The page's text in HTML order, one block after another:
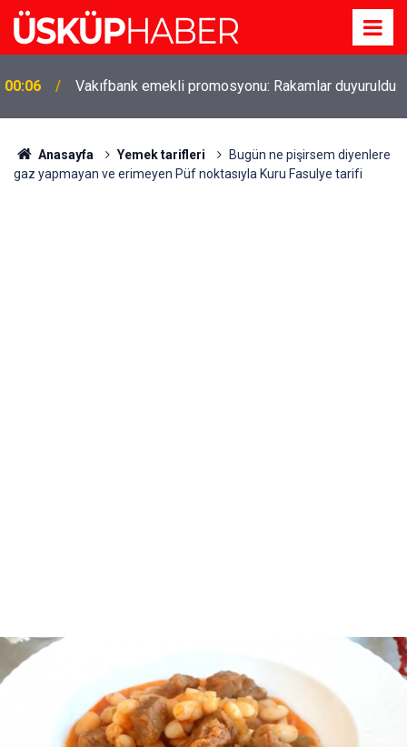
19:21
Gözde oldu! Hem köy hem mahalle hayatı iç içe!
İzmir'deki doğal semt
Anasayfa Yemek tarifleri
Bugün ne pişirsem diyenlere
gaz yapmayan ve erimeyen Püf noktasıyla Kuru Fasulye tarifi